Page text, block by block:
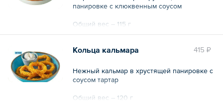
панировке с клюквенным соусом
Общий вес – 115 г
415 ₽
Кольца кальмара
Нежный кальмар в хрустящей панировке с
соусом тартар
Общий вес – 120 г